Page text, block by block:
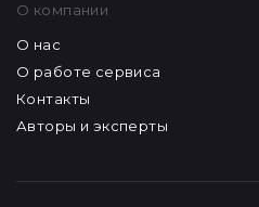
О компании
О нас
О работе сервиса
Контакты
Авторы и эксперты